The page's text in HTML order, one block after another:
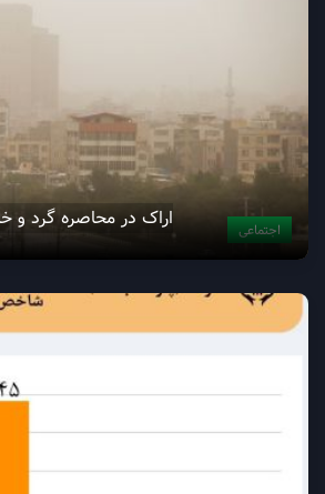
اجتماعی اراک در محاصره گرد و